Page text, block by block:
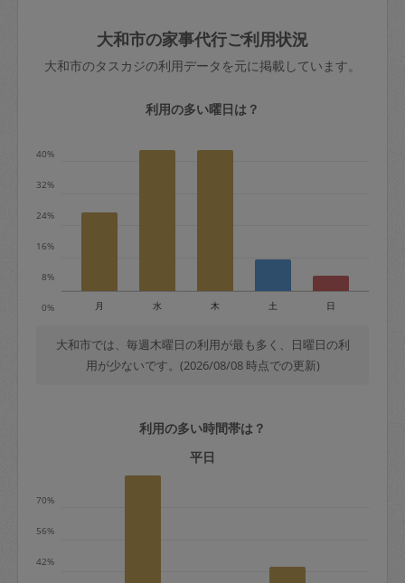
依頼者不在による当日キャンセル＝依頼
金額の100%＋交通費全額
※例：依頼日時／土曜日午前9時開始の場
＋交通費全額
依頼者不在による当日キャンセル＝依頼
金額の100%＋交通費全額
定期契約をキャンセルする場合、毎週定
期は月2回まで隔週定期は月1回までキャ
ンセル料は発生しません。それ以上はキ
きた場合は損害保険の対象外となるので
ご注意ください。
玉、など
あわせてこちらも参照ください：初めて
はありますか？
大和市の家事代行ご利用状況
大和市のタスカジの利用データを元に掲載しています。
利用の多い曜日は？
0%
8%
16%
24%
32%
40%
月 水 木 土 日
大和市では、毎週木曜日の利用が最も多く、日曜日の利
用が少ないです。(2026/08/08 時点での更新)
利用の多い時間帯は？
平日
42%
56%
70%